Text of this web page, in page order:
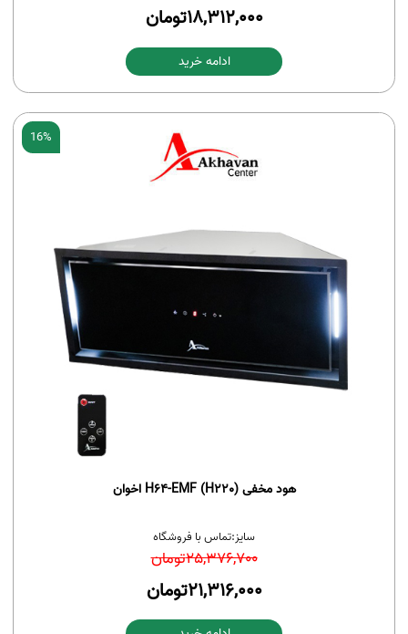
18,312,000تومان
ادامه خرید
16%
هود مخفی H64-EMF (H220) اخوان
سایز:تماس با فروشگاه
25,376,700تومان
21,316,000تومان